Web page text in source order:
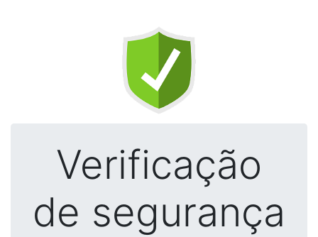
Verificação
de segurança